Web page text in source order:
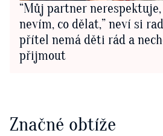
“Můj partner
nevím, co dělat,” neví si
přítel nemá děti rád a
přijmout
Značné obtíže